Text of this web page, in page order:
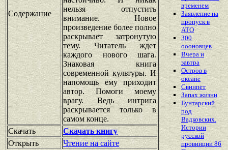
Содержание
нельзя отпустить
внимание. Новое
произведение более полно
раскрывает затронутую
тему. Читатель ждет
каждого нового шага.
Знаковая книга
современной культуры. И
напомощь ему приходит
автор. Помоги моему
врагу. Ведь интрига
раскрывается только в
самом конце.
Скачать
Скачать книгу
Открыть
Чтение на сайте
временем
Заявление на
пропуск в
АТО
300
оооновцев
Вчера и
завтра
Остров в
океане
Свинпет
Запах жизни
Бунтарский
род
Вадковских.
Истории
русской
провинции 86